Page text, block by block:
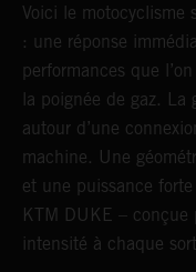
Voici le motocyclisme
: une réponse
performances que
la poignée de gaz. La
autour d’une
machine. Une
et une puissance
KTM DUKE –
intensité à chaque